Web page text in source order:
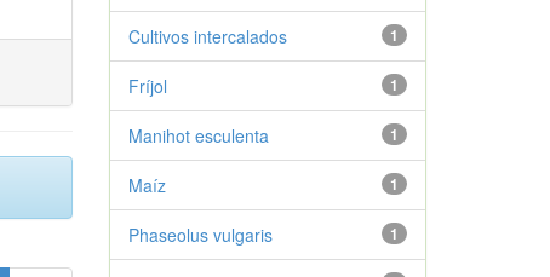
1
Cultivos intercalados
1
Fríjol
1
Manihot esculenta
1
Maíz
1
Phaseolus vulgaris